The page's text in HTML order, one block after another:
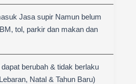
Jasa supir Namun belum
tol, parkir dan makan dan
berubah & tidak berlaku
Natal & Tahun Baru)